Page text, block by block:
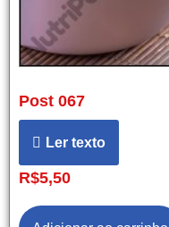
Post 067
Ler texto
R$5,50